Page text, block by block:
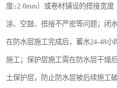
度≥2.0mm）或卷材铺设的搭接宽
涂、空鼓、搭接不严密等问题；闭
在防水层施工完成后，蓄水24-48
施工；保护层施工需在防水层干燥
土保护层，防止防水层被后续施工破